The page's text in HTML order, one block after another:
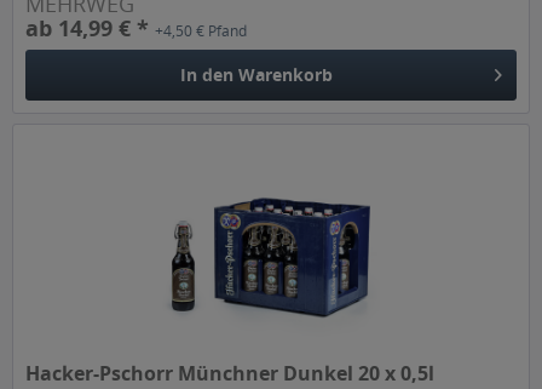
ab 14,99 € *+4,50 € Pfand
In den Warenkorb
Hacker-Pschorr Münchner Dunkel 20 x 0,5l